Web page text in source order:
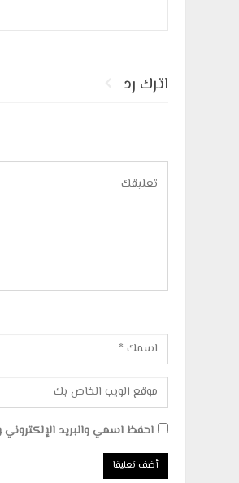
اترك رد
احفظ اسمي والبريد الإلكتروني